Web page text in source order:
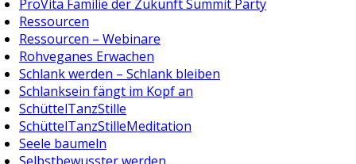
ProVita Familie der Zukunft Summit Party
Ressourcen
Ressourcen – Webinare
Rohveganes Erwachen
Schlank werden – Schlank bleiben
Schlanksein fängt im Kopf an
SchüttelTanzStille
SchüttelTanzStilleMeditation
Seele baumeln